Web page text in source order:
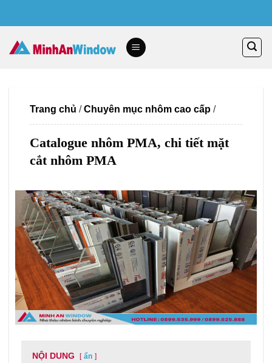
content
Trang chủ /Chuyên mục nhôm cao cấp /
Catalogue nhôm PMA, chi tiết mặt
cắt nhôm PMA
NỘI DUNG ẩn